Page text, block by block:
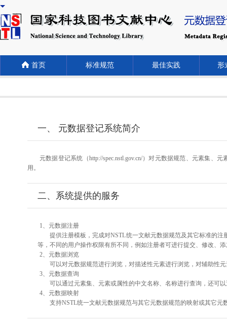
首页 标准规范 最佳实践 形
一、 元数据登记系统简介
元数据登记系统（http://spec.nstl.gov.cn/）对元数据规范、元素集
用。
二、系统提供的服务
1、元数据注册
提供注册模板，完成对NSTL统一文献元数据规范及其它标准的
等，不同的用户操作权限有所不同，例如注册者可进行提交、修改、
2、元数据浏览
可以对元数据规范进行浏览，对描述性元素进行浏览，对辅助性
3、元数据查询
可以通过元素集、元素或属性的中文名称、名称进行查询，还可
4、元数据映射
支持NSTL统一文献元数据规范与其它元数据规范的映射或其它元